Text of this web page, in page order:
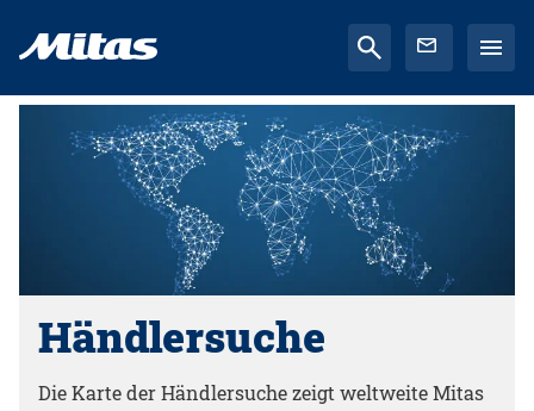
Händlersuche
Die Karte der Händlersuche zeigt weltweite Mitas